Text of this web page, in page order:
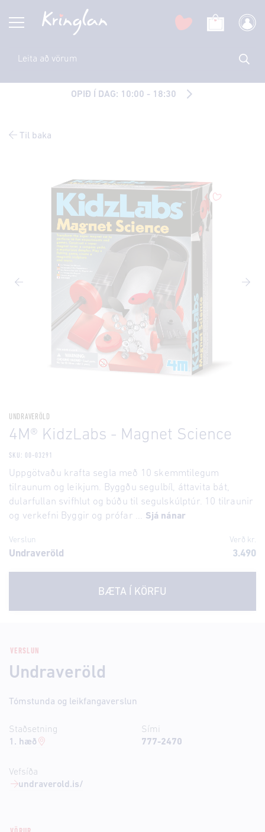
OPIÐ Í DAG: 10:00 - 18:30
Til baka
UNDRAVERÖLD
4M® KidzLabs - Magnet Science
SKU: 00-03291
Uppgötvaðu krafta segla með 10 skemmtilegum
tilraunum og leikjum. Byggðu segulbíl, áttavita bát,
dularfullan svifhlut og búðu til segulskúlptúr. 10 tilraunir
og verkefni Byggir og prófar ... Sjá nánar
Verslun Verð kr.
Undraveröld 3.490
BÆTA Í KÖRFU
VERSLUN
Undraveröld
Tómstunda og leikfangaverslun
Staðsetning
1. hæð
Vefsíða
undraverold.is/
Sími
777-2470